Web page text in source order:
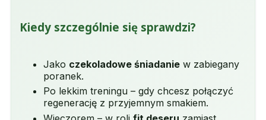
Kiedy szczególnie się sprawdzi?
Jako czekoladowe śniadanie w zabiegany
poranek.
Po lekkim treningu – gdy chcesz połączyć
regenerację z przyjemnym smakiem.